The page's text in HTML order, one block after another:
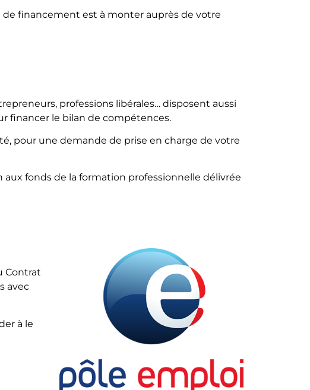
financement est à monter auprès de votre
professions libérales… disposent aussi
financer le bilan de compétences.
pour une demande de prise en charge de votre
fonds de la formation professionnelle délivrée
Contrat
avec
à le